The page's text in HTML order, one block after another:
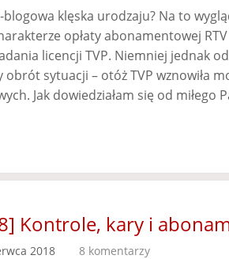
klęska urodzaju? Na to
opłaty abonamentowej
licencji TVP. Niemniej jednak
obrót sytuacji – otóż TVP wznowiła
Jak dowiedziałam się od miłego
Kontrole, kary i
2018 8 komentarzy